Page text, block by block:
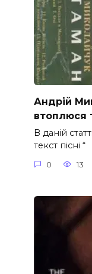
Андрій
втоплюся
В даній
текст пісні “
0 13